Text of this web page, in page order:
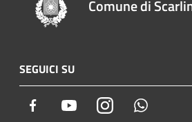
Comune di
SEGUICI SU
Facebook YoutubeInstagram